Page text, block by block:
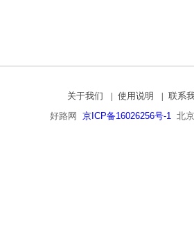
关于我们 使用说明
联系
好路网 京ICP备16026256号-1 北